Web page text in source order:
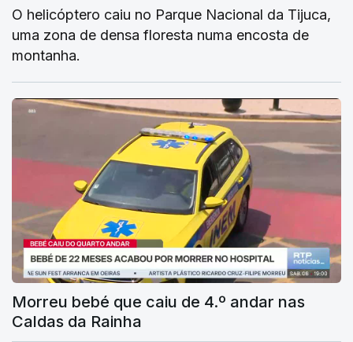
O helicóptero caiu no Parque Nacional da Tijuca,
uma zona de densa floresta numa encosta de
montanha.
Morreu bebé que caiu de 4.º andar nas
Caldas da Rainha